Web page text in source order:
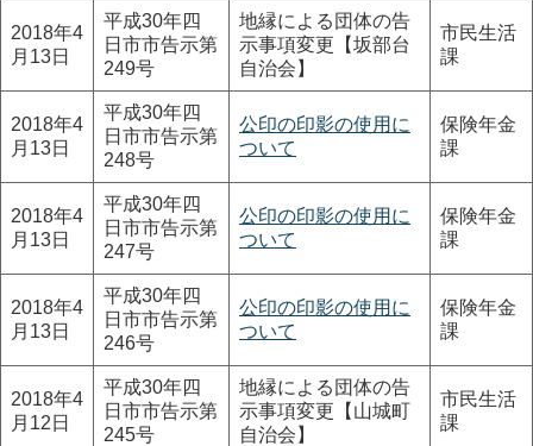
2018年4
月13日
平成30年四
日市市告示第
249号
地縁による団体の告
示事項変更【坂部台
自治会】
市民生活
課
2018年4
月13日
平成30年四
日市市告示第
248号
公印の印影の使用に
ついて
保険年金
課
2018年4
月13日
平成30年四
日市市告示第
247号
公印の印影の使用に
ついて
保険年金
課
2018年4
月13日
平成30年四
日市市告示第
246号
公印の印影の使用に
ついて
保険年金
課
2018年4
月12日
平成30年四
日市市告示第
245号
地縁による団体の告
示事項変更【山城町
自治会】
市民生活
課